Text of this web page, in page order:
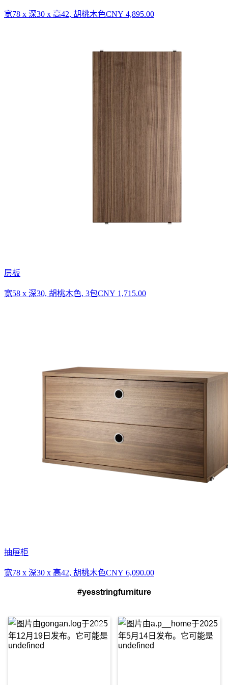
宽78 x 深30 x 高42, 胡桃木色CNY 4,895.00
层板
宽58 x 深30, 胡桃木色, 3包CNY 1,715.00
抽屉柜
宽78 x 深30 x 高42, 胡桃木色CNY 6,090.00
#yesstringfurniture